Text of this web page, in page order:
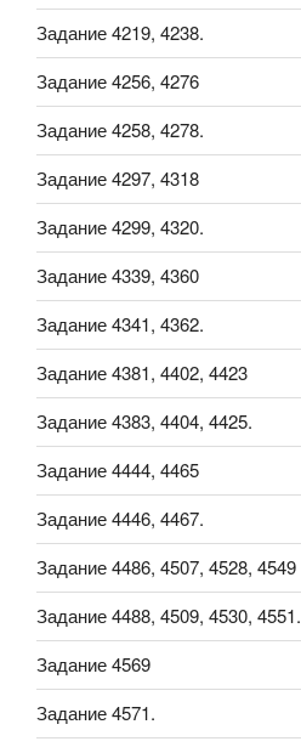
Задание 4219, 4238.
Задание 4256, 4276
Задание 4258, 4278.
Задание 4297, 4318
Задание 4299, 4320.
Задание 4339, 4360
Задание 4341, 4362.
Задание 4381, 4402, 4423
Задание 4383, 4404, 4425.
Задание 4444, 4465
Задание 4446, 4467.
Задание 4486, 4507, 4528, 4549
Задание 4488, 4509, 4530, 4551.
Задание 4569
Задание 4571.